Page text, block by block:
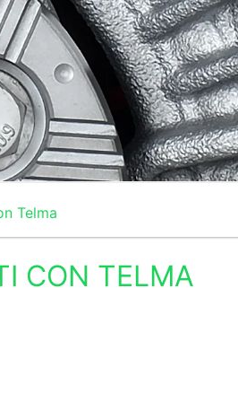
Telma
CON TELMA